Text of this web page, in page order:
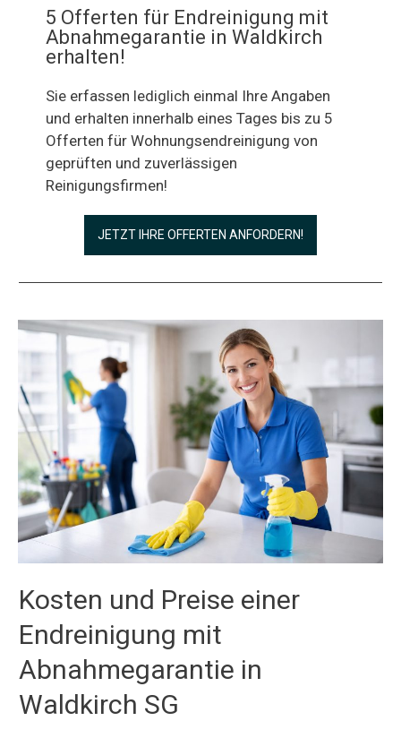
5 Offerten für Endreinigung mit
Abnahmegarantie in Waldkirch
erhalten!
Sie erfassen lediglich einmal Ihre Angaben
und erhalten innerhalb eines Tages bis zu 5
Offerten für Wohnungsendreinigung von
geprüften und zuverlässigen
Reinigungsfirmen!
JETZT IHRE OFFERTEN ANFORDERN!
Kosten und Preise einer
Endreinigung mit
Abnahmegarantie in
Waldkirch SG